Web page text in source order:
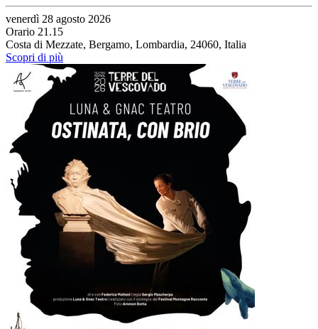
venerdì 28 agosto 2026
Orario 21.15
Costa di Mezzate, Bergamo, Lombardia, 24060, Italia
Scopri di più